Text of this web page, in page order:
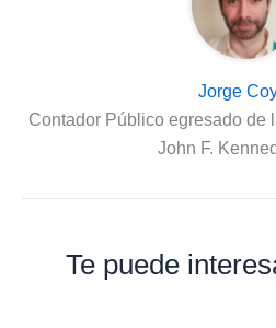
Jorge
Contador Público egresado de
John F.
Te puede